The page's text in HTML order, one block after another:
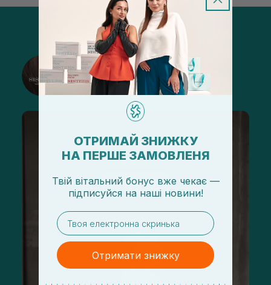
@sisters_stelmakh в Instagram
Підписатися
ОТРИМАЙ ЗНИЖКУ
НА ПЕРШЕ ЗАМОВЛЕНЯ
Твій вітальний бонус вже чекає —
підписуйся на наші новини!
email
Отримати знижку